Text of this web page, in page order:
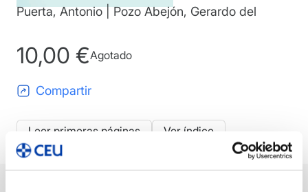
Puerta, Antonio | Pozo Abejón, Gerardo del
10,00 €Agotado
Compartir
Leer primeras páginas Ver índice